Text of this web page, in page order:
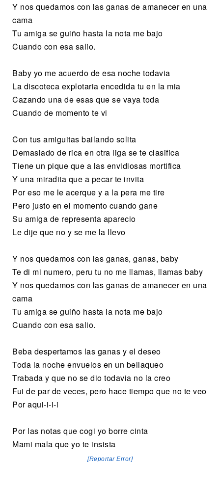
Y nos quedamos con las ganas de amanecer en una
cama
Tu amiga se guiño hasta la nota me bajo
Cuando con esa salio.
Baby yo me acuerdo de esa noche todavia
La discoteca explotaria encedida tu en la mia
Cazando una de esas que se vaya toda
Cuando de momento te vi
Con tus amiguitas bailando solita
Demasiado de rica en otra liga se te clasifica
Tiene un pique que a las envidiosas mortifica
Y una miradita que a pecar te invita
Por eso me le acerque y a la pera me tire
Pero justo en el momento cuando gane
Su amiga de representa aparecio
Le dije que no y se me la llevo
Y nos quedamos con las ganas, ganas, baby
Te di mi numero, peru tu no me llamas, llamas baby
Y nos quedamos con las ganas de amanecer en una
cama
Tu amiga se guiño hasta la nota me bajo
Cuando con esa salio.
Beba despertamos las ganas y el deseo
Toda la noche envuelos en un bellaqueo
Trabada y que no se dio todavia no la creo
Fui de par de veces, pero hace tiempo que no te veo
Por aqui-i-i-i
Por las notas que cogi yo borre cinta
Mami mala que yo te insista
[Reportar Error]